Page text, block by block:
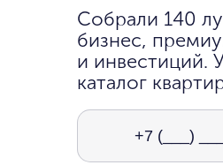
Собрали 140
бизнес,
и инвестиций.
каталог